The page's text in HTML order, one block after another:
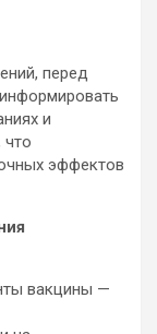
перед
и
что
эффектов
вакцины —